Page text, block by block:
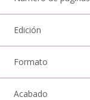
Edición
Formato
Acabado